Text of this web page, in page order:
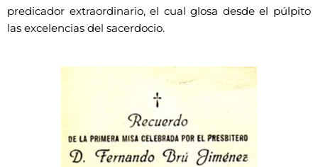
predicador extraordinario, el cual glosa desde el púlpito
las excelencias del sacerdocio.